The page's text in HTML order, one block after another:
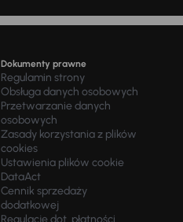
Dokumenty prawne
Regulamin strony
Obsługa danych osobowych
Przetwarzanie danych
osobowych
Zasady korzystania z plików
cookies
Ustawienia plików cookie
DataAct
Cennik sprzedaży
dodatkowej
Regulacje dot. płatności